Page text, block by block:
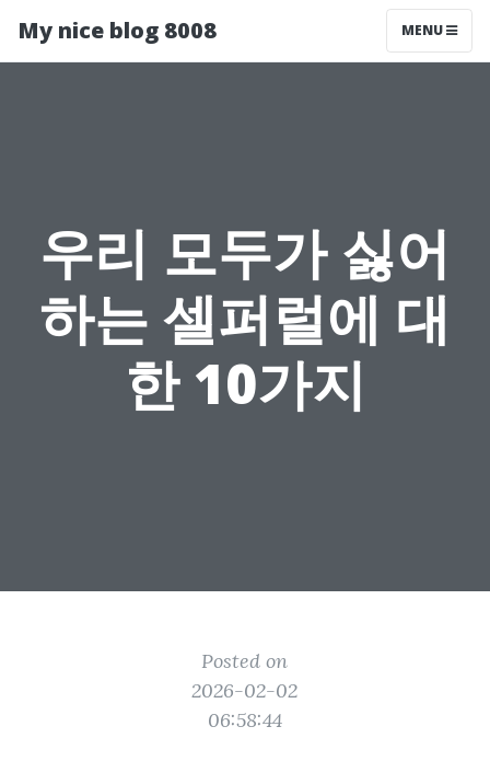
My nice blog 8008 MENU
우리 모두가 싫어
하는 셀퍼럴에 대
한 10가지
Posted on
2026-02-02
06:58:44